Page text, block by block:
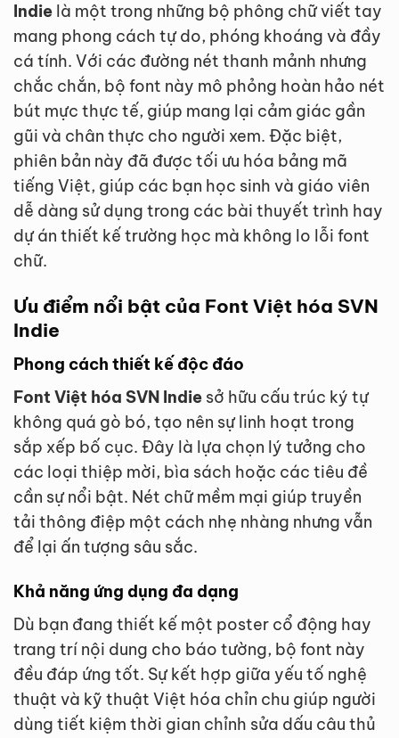
Indie là một trong những bộ phông chữ viết tay
mang phong cách tự do, phóng khoáng và đầy
cá tính. Với các đường nét thanh mảnh nhưng
chắc chắn, bộ font này mô phỏng hoàn hảo nét
bút mực thực tế, giúp mang lại cảm giác gần
gũi và chân thực cho người xem. Đặc biệt,
phiên bản này đã được tối ưu hóa bảng mã
tiếng Việt, giúp các bạn học sinh và giáo viên
dễ dàng sử dụng trong các bài thuyết trình hay
dự án thiết kế trường học mà không lo lỗi font
chữ.
Ưu điểm nổi bật của Font Việt hóa SVN
Indie
Phong cách thiết kế độc đáo
Font Việt hóa SVN Indie sở hữu cấu trúc ký tự
không quá gò bó, tạo nên sự linh hoạt trong
sắp xếp bố cục. Đây là lựa chọn lý tưởng cho
các loại thiệp mời, bìa sách hoặc các tiêu đề
cần sự nổi bật. Nét chữ mềm mại giúp truyền
tải thông điệp một cách nhẹ nhàng nhưng vẫn
để lại ấn tượng sâu sắc.
Khả năng ứng dụng đa dạng
Dù bạn đang thiết kế một poster cổ động hay
trang trí nội dung cho báo tường, bộ font này
đều đáp ứng tốt. Sự kết hợp giữa yếu tố nghệ
thuật và kỹ thuật Việt hóa chỉn chu giúp người
dùng tiết kiệm thời gian chỉnh sửa dấu câu thủ